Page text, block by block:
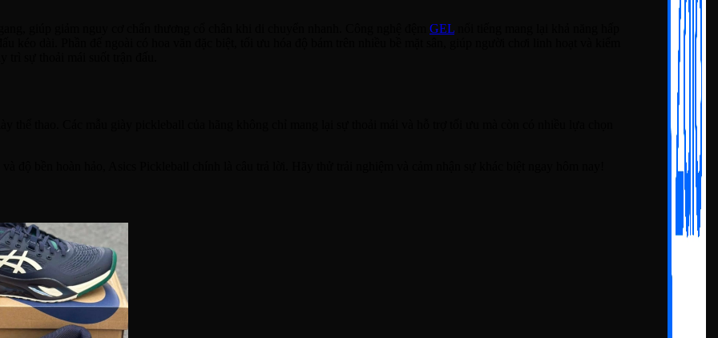
GEL
trì sự thoải mái suốt trận đấu.